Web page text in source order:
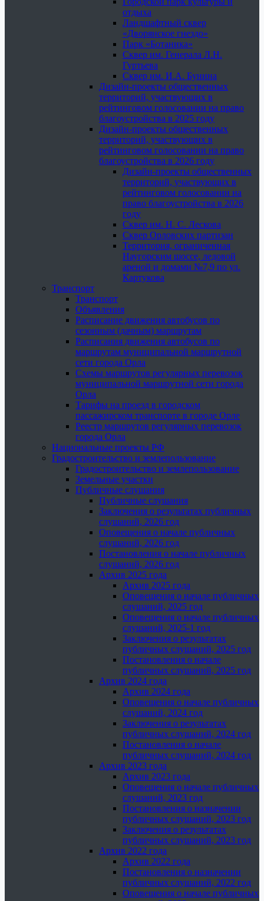
отдыха
Ландшафтный сквер
«Дворянское гнездо»
Парк «Ботаника»
Сквер им. Генерала Л.Н.
Гуртьева
Сквер им. И.А. Бунина
Дизайн-проекты общественных
территорий, участвующих в
рейтинговом голосовании на право
благоустройства в 2025 году
Дизайн-проекты общественных
территорий, участвующих в
рейтинговом голосовании на право
благоустройства в 2026 году
Дизайн-проекты общественных
территорий, участвующих в
рейтинговом голосовании на
право благоустройства в 2026
году
Сквер им. Н. С. Лескова
Сквер Орловских партизан
Территория, ограниченная
Наугорским шоссе, ледовой
ареной и домами №7,9 по ул.
Картукова
Транспорт
Транспорт
Объявления
Расписание движения автобусов по
сезонным (дачным) маршрутам
Расписания движения автобусов по
маршрутам муниципальной маршрутной
сети города Орла
Схемы маршрутов регулярных перевозок
муниципальной маршрутной сети города
Орла
Тарифы на проезд в городском
пассажирском транспорте в городе Орле
Реестр маршрутов регулярных перевозок
города Орла
Национальные проекты РФ
Градостроительство и землепользование
Градостроительство и землепользование
Земельные участки
Публичные слушания
Публичные слушания
Заключения о результатах публичных
слушаний, 2026 год
Оповещения о начале публичных
слушаний, 2026 год
Постановления о начале публичных
слушаний, 2026 год
Архив 2025 года
Архив 2025 года
Оповещения о начале публичных
слушаний, 2025 год
Оповещения о начале публичных
слушаний, 2025-1 год
Заключения о результатах
публичных слушаний, 2025 год
Постановления о начале
публичных слушаний, 2025 год
Архив 2024 года
Архив 2024 года
Оповещения о начале публичных
слушаний, 2024 год
Заключения о результатах
публичных слушаний, 2024 год
Постановления о начале
публичных слушаний, 2024 год
Архив 2023 года
Архив 2023 года
Оповещения о начале публичных
слушаний, 2023 год
Постановления о назначении
публичных слушаний, 2023 год
Заключения о результатах
публичных слушаний, 2023 год
Архив 2022 года
Архив 2022 года
Постановления о назначении
публичных слушаний, 2022 год
Оповещения о начале публичных